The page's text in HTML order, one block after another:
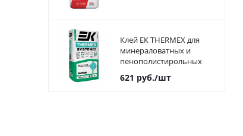
Клей ЕК THERMEX для
минераловатных и
пенополистирольных
плит 25 кг
621 руб./шт